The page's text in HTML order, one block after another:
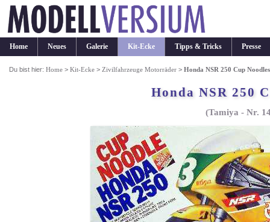
Home Neues Galerie Kit-Ecke Tipps & Tricks Presse
Du bist hier:Home >Kit-Ecke > Zivilfahrzeuge Motorräder >Honda NSR 250 Cup Noodles
Honda NSR 250
(Tamiya - Nr.